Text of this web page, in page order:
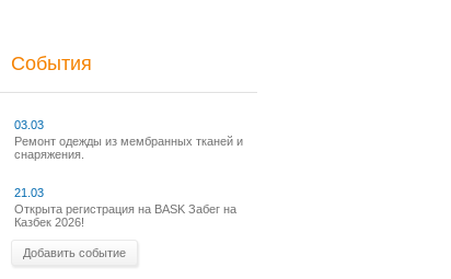
События
03.03
Ремонт одежды из мембранных тканей и
снаряжения.
21.03
Открыта регистрация на BASK Забег на
Казбек 2026!
Добавить событие